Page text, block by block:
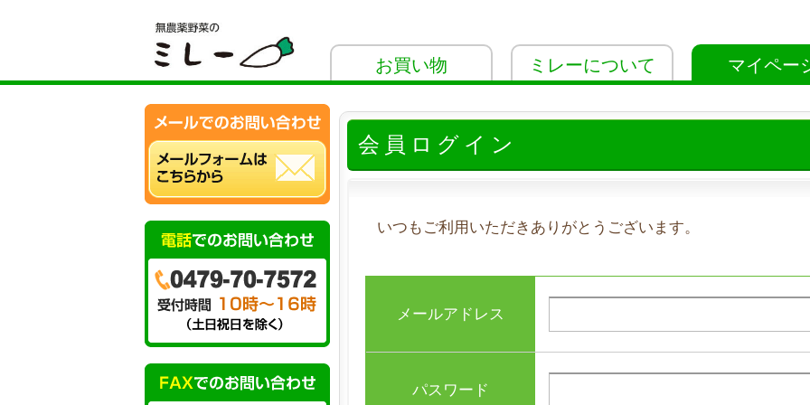
お買い物 ミレーについて マイペー
会員ログイン
いつもご利用いただきありがとうございます。
メールアドレス
パスワード